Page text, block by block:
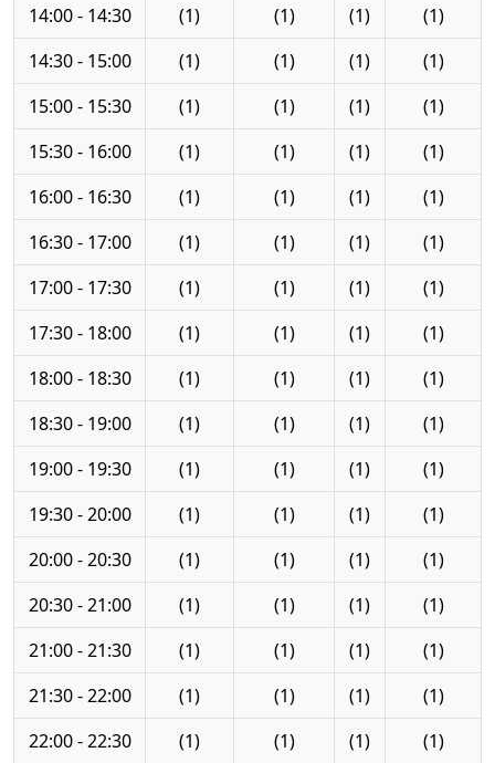
14:00 - 14:30
(1) (1) (1)
(1)
14:30 - 15:00
(1) (1) (1)
(1)
15:00 - 15:30
(1) (1) (1)
(1)
15:30 - 16:00
(1) (1) (1)
(1)
16:00 - 16:30
(1) (1) (1)
(1)
16:30 - 17:00
(1) (1) (1)
(1)
17:00 - 17:30
(1) (1) (1)
(1)
17:30 - 18:00
(1) (1) (1)
(1)
18:00 - 18:30
(1) (1) (1)
(1)
18:30 - 19:00
(1) (1) (1)
(1)
19:00 - 19:30
(1) (1) (1)
(1)
19:30 - 20:00
(1) (1) (1)
(1)
20:00 - 20:30
(1) (1) (1)
(1)
20:30 - 21:00
(1) (1) (1)
(1)
21:00 - 21:30
(1) (1) (1)
(1)
21:30 - 22:00
(1) (1) (1)
(1)
22:00 - 22:30
(1) (1) (1) (1)